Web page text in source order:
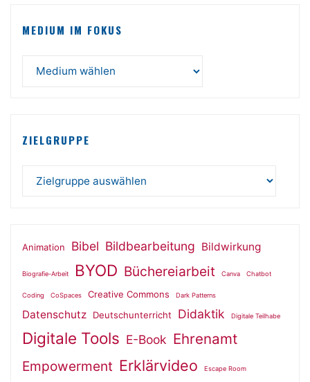
MEDIUM IM FOKUS
ZIELGRUPPE
Animation Bibel Bildbearbeitung Bildwirkung
Biografie-Arbeit BYOD Büchereiarbeit Canva Chatbot
Coding CoSpaces Creative Commons Dark Patterns
Datenschutz Deutschunterricht Didaktik Digitale Teilhabe
Digitale Tools E-Book Ehrenamt
Empowerment Erklärvideo Escape Room